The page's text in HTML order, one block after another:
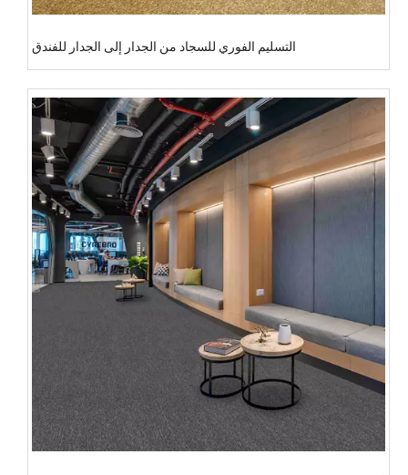
التسليم الفوري للسجاد من الجدار إلى الجدار للفندق